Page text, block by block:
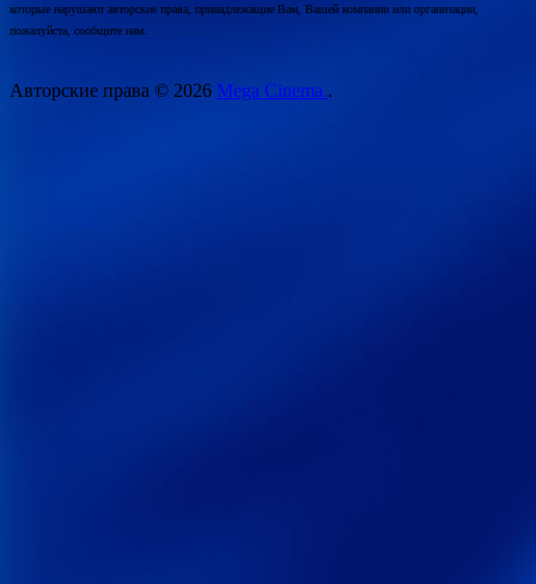
которые нарушают авторские права, принадлежащие Вам, Вашей компании или организации,
пожалуйста, сообщите нам.
Авторские права © 2026 Mega Cinema..